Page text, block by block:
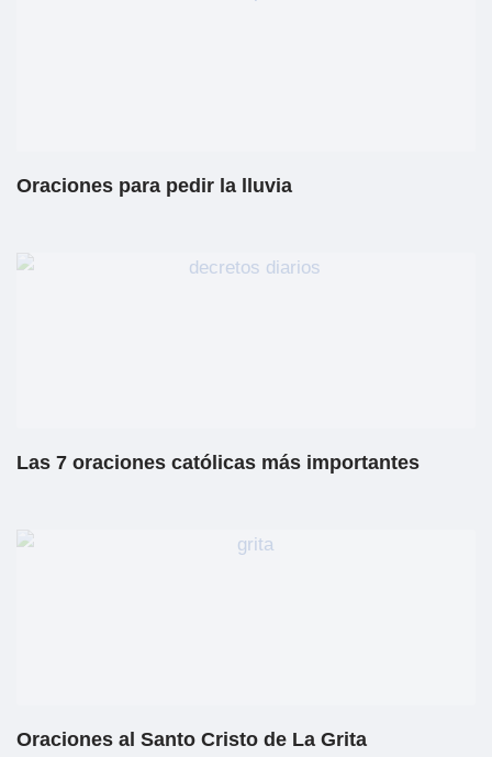
Oraciones para pedir la lluvia
Las 7 oraciones católicas más importantes
Oraciones al Santo Cristo de La Grita